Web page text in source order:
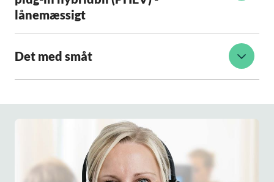
lånemæssigt
Det med småt